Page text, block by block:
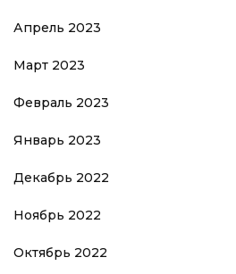
Апрель 2023
Март 2023
Февраль 2023
Январь 2023
Декабрь 2022
Ноябрь 2022
Октябрь 2022